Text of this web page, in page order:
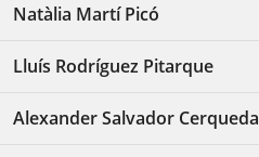
Natàlia Martí Picó
Lluís Rodríguez Pitarque
Alexander Salvador Cerqueda